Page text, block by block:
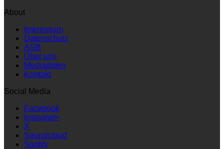
About
Impressum
Datenschutz
AGB
Über uns
Mediadaten
Kontakt
Social Media
Facebook
Instagram
X
Soundcloud
Spotify